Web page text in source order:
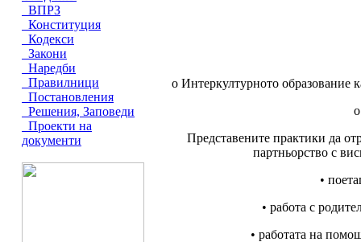
ВПРЗ
Конституция
Кодекси
Закони
Наредби
Правилници
Постановления
Решения, Заповеди
Проекти на
документи
o Интеркултурното образование
Представените практики да
партньорство с
•
• работа с
• работата на